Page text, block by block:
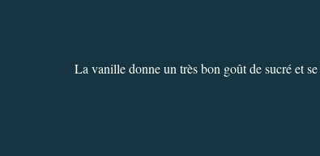
La vanille donne un très bon goût de sucré et